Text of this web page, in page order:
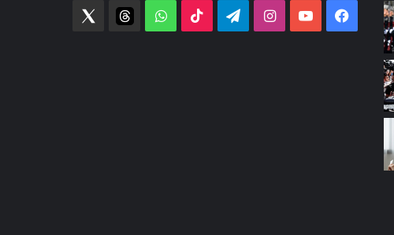
فيسبوك‫YouTubeانستقرامتيلقرام ‫TikTok واتساب threads